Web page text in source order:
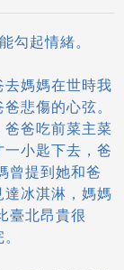
勾起情緒。
媽媽在世時我
悲傷的心弦。
爸吃前菜主菜
小匙下去，爸
曾提到她和爸
冰淇淋，媽媽
臺北昂貴很